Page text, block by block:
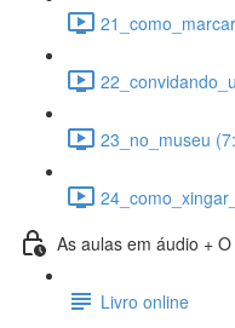
23_no_museu
As aulas em áudio +
Livro online